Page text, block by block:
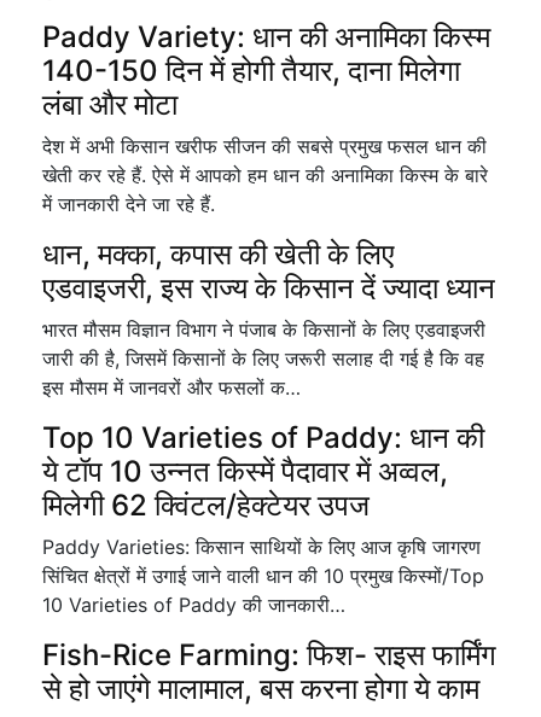
Paddy Variety: धान की अनामिका किस्म
140-150 दिन में होगी तैयार, दाना मिलेगा
लंबा और मोटा
देश में अभी किसान खरीफ सीजन की सबसे प्रमुख फसल धान की
खेती कर रहे हैं. ऐसे में आपको हम धान की अनामिका किस्म के बारे
में जानकारी देने जा रहे हैं.
धान, मक्का, कपास की खेती के लिए
एडवाइजरी, इस राज्य के किसान दें ज्यादा ध्यान
भारत मौसम विज्ञान विभाग ने पंजाब के किसानों के लिए एडवाइजरी
जारी की है, जिसमें किसानों के लिए जरूरी सलाह दी गई है कि वह
इस मौसम में जानवरों और फसलों क…
Top 10 Varieties of Paddy: धान की
ये टॉप 10 उन्नत किस्में पैदावार में अव्वल,
मिलेगी 62 क्विंटल/हेक्टेयर उपज
Paddy Varieties: किसान साथियों के लिए आज कृषि जागरण
सिंचित क्षेत्रों में उगाई जाने वाली धान की 10 प्रमुख किस्मों/Top
10 Varieties of Paddy की जानकारी…
Fish-Rice Farming: फिश- राइस फार्मिंग
से हो जाएंगे मालामाल, बस करना होगा ये काम